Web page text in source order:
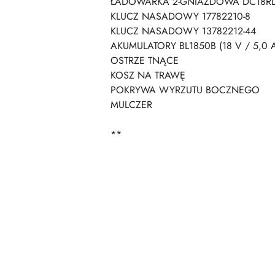
KLUCZ NASADOWY 17782210-8
KLUCZ NASADOWY 13782212-44
AKUMULATORY BL1850B (18 V / 5,0
OSTRZE TNĄCE
KOSZ NA TRAWĘ
POKRYWA WYRZUTU BOCZNEGO
MULCZER
**